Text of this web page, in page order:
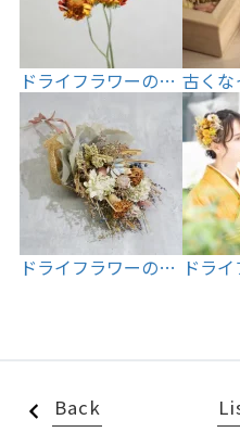
ドライフラワーの… 古く
ドライフラワーの… ドラ
Back